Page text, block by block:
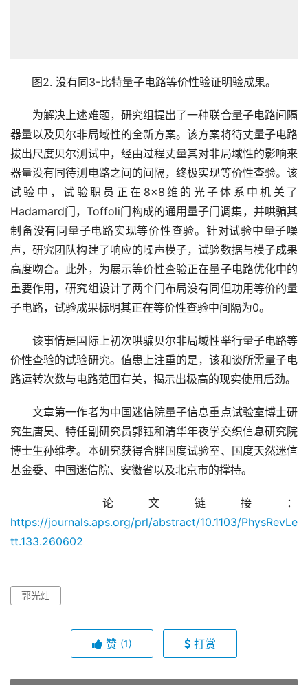
图2. 没有同3-比特量子电路等价性验证明验成果。
为解决上述难题，研究组提出了一种联合量子电路间隔
器量以及贝尔非局域性的全新方案。该方案将待丈量子电路
拔出尺度贝尔测试中，经由过程丈量其对非局域性的影响来
器量没有同待测电路之间的间隔，终极实现等价性查验。该
试验中，试验职员正在8×8维的光子体系中机关了
Hadamard门，Toffoli门构成的通用量子门调集，并哄骗其
制备没有同量子电路实现等价性查验。针对试验中量子噪
声，研究团队构建了响应的噪声模子，试验数据与模子成果
高度吻合。此外，为展示等价性查验正在量子电路优化中的
重要作用，研究组设计了两个门布局没有同但功用等价的量
子电路，试验成果标明其正在等价性查验中间隔为0。
该事情是国际上初次哄骗贝尔非局域性举行量子电路等
价性查验的试验研究。值患上注重的是，该和谈所需量子电
路运转次数与电路范围有关，揭示出极高的现实使用后劲。
文章第一作者为中国迷信院量子信息重点试验室博士研
究生唐昊、特任副研究员郭钰和清华年夜学交织信息研究院
博士生孙维孝。本研究获得合胖国度试验室、国度天然迷信
基金委、中国迷信院、安徽省以及北京市的撑持。
论文链接：
https://journals.aps.org/prl/abstract/10.1103/PhysRevLe
tt.133.260602
郭光灿
赞 (1) 打赏